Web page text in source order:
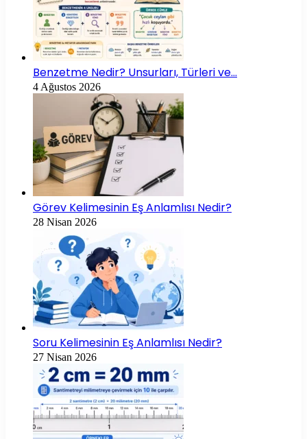
Benzetme Nedir? Unsurları, Türleri ve…
4 Ağustos 2026
Görev Kelimesinin Eş Anlamlısı Nedir?
28 Nisan 2026
Soru Kelimesinin Eş Anlamlısı Nedir?
27 Nisan 2026